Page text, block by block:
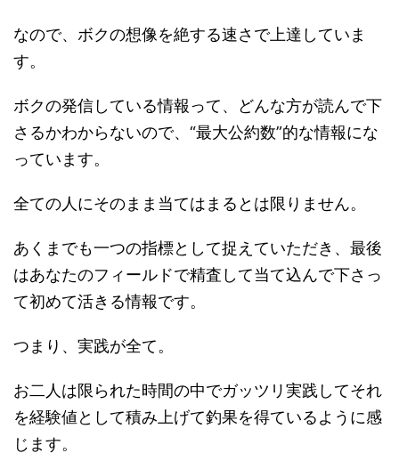
なので、ボクの想像を絶する速さで上達していま
す。
ボクの発信している情報って、どんな方が読んで下
さるかわからないので、“最大公約数”的な情報にな
っています。
全ての人にそのまま当てはまるとは限りません。
あくまでも一つの指標として捉えていただき、最後
はあなたのフィールドで精査して当て込んで下さっ
て初めて活きる情報です。
つまり、実践が全て。
お二人は限られた時間の中でガッツリ実践してそれ
を経験値として積み上げて釣果を得ているように感
じます。